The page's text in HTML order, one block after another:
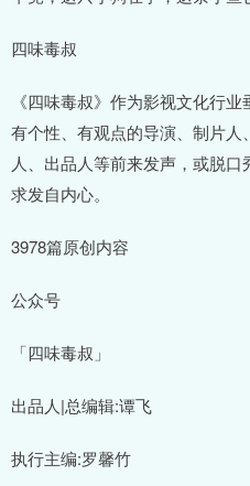
四味毒叔
《四味毒叔》作为影视文化行
有个性、有观点的导演、制片
人、出品人等前来发声，或脱
求发自内心。
3978篇原创内容
公众号
「四味毒叔」
出品人|总编辑:谭飞
执行主编:罗馨竹